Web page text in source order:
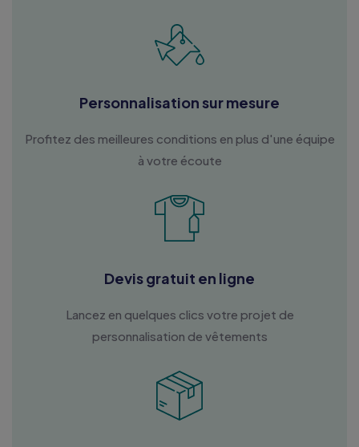
Personnalisation sur mesure
Profitez des meilleures conditions en plus d'une équipe
à votre écoute
Devis gratuit en ligne
Lancez en quelques clics votre projet de
personnalisation de vêtements